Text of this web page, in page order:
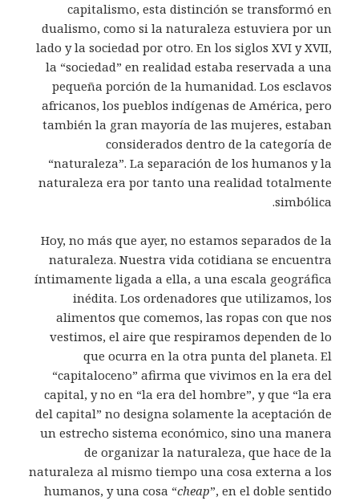
capitalismo, esta distinción se transformó en
dualismo, como si la naturaleza estuviera por un
lado y la sociedad por otro. En los siglos XVI y XVII,
la “sociedad” en realidad estaba reservada a una
pequeña porción de la humanidad. Los esclavos
africanos, los pueblos indígenas de América, pero
también la gran mayoría de las mujeres, estaban
considerados dentro de la categoría de
“naturaleza”. La separación de los humanos y la
naturaleza era por tanto una realidad totalmente
simbólica.
Hoy, no más que ayer, no estamos separados de la
naturaleza. Nuestra vida cotidiana se encuentra
íntimamente ligada a ella, a una escala geográfica
inédita. Los ordenadores que utilizamos, los
alimentos que comemos, las ropas con que nos
vestimos, el aire que respiramos dependen de lo
que ocurra en la otra punta del planeta. El
“capitaloceno” afirma que vivimos en la era del
capital, y no en “la era del hombre”, y que “la era
del capital” no designa solamente la aceptación de
un estrecho sistema económico, sino una manera
de organizar la naturaleza, que hace de la
naturaleza al mismo tiempo una cosa externa a los
humanos, y una cosa “cheap”, en el doble sentido